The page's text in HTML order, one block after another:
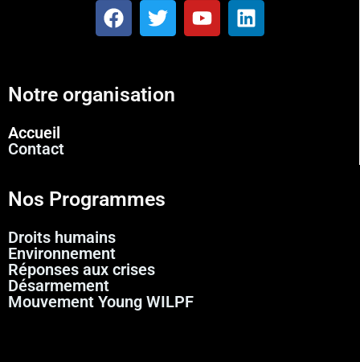
Notre organisation
Accueil
Contact
Nos Programmes
Droits humains
Environnement
Réponses aux crises
Désarmement
Mouvement Young WILPF